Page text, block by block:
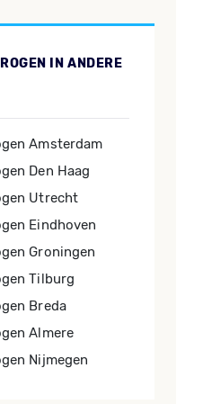
IN ANDERE
Amsterdam
Den Haag
Utrecht
Eindhoven
Groningen
Tilburg
Breda
Almere
Nijmegen